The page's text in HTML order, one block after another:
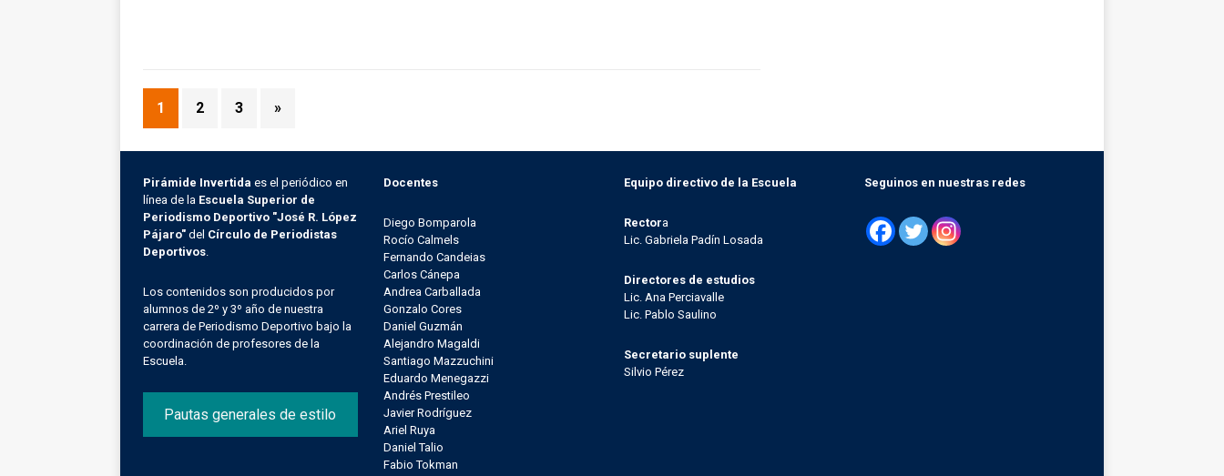
1 2 3 »
Pirámide Invertida es el periódico en
línea de la Escuela Superior de
Periodismo Deportivo "José R. López
Pájaro" del Círculo de Periodistas
Deportivos
Los contenidos son producidos por
alumnos de 2º y 3º año de nuestra
carrera de Periodismo Deportivo bajo la
coordinación de profesores de la
Escuela.
Pautas generales de estilo
Docentes
Diego Bomparola
Rocío Calmels
Fernando Candeias
Carlos Cánepa
Andrea Carballada
Gonzalo Cores
Daniel Guzmán
Alejandro Magaldi
Santiago Mazzuchini
Eduardo Menegazzi
Andrés Prestileo
Javier Rodríguez
Ariel Ruya
Daniel Talio
Fabio Tokman
Equipo directivo de la Escuela
Rectora
Lic. Gabriela Padín Losada
Directores de estudios
Lic. Ana Perciavalle
Lic. Pablo Saulino
Secretario suplente
Silvio Pérez
Seguinos en nuestras redes